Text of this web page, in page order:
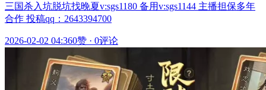
三国杀入坑脱坑找晚夏v:sgs1180 备用v:sgs1144 主播担保多年
合作 投稿qq：2643394700
2026-02-02 04:360赞 · 0评论